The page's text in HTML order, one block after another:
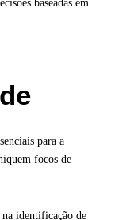
baseadas em
para a
focos de
identificação de